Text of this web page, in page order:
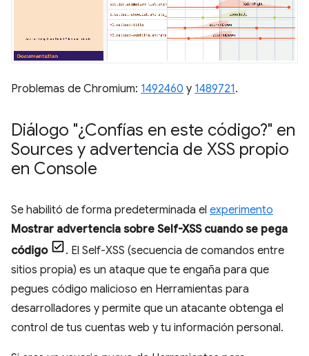
Problemas de Chromium: 1492460 y 1489721.
Diálogo "¿Confías en este código?" en
Sources y advertencia de XSS propio
en Console
Se habilitó de forma predeterminada el experimento
Mostrar advertencia sobre Self-XSS cuando se pega
código
. El Self-XSS (secuencia de comandos entre
sitios propia) es un ataque que te engaña para que
pegues código malicioso en Herramientas para
desarrolladores y permite que un atacante obtenga el
control de tus cuentas web y tu información personal.